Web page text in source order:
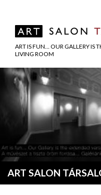
ART IS FUN… OUR GALLERY IS
LIVING ROOM
ART SALON